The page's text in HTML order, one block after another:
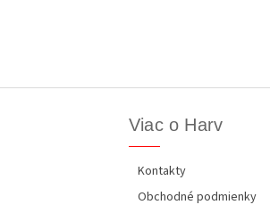
Viac o Harv
Kontakty
Obchodné podmienky